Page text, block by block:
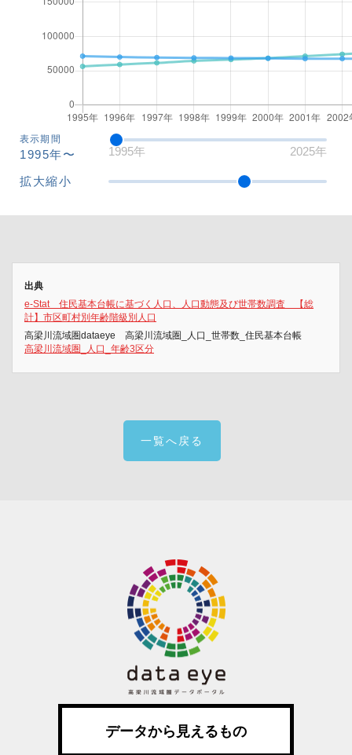
表示期間
1995年〜 1995年 2025年
拡大縮小
出典
e-Stat 住民基本台帳に基づく人口、人口動態及び世帯数調査 【総
計】市区町村別年齢階級別人口
高梁川流域圏dataeye 高梁川流域圏_人口_世帯数_住民基本台帳
高梁川流域圏_人口_年齢3区分
一覧へ戻る
データから見えるもの